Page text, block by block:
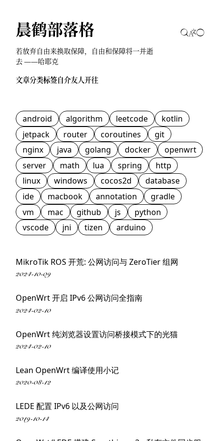
晨鹤部落格
若放弃自由来换取保障，自由和保障将一并逝
去 ——哈耶克
文章分类标签 自介友人开往
android algorithm leetcode
kotlin
jetpack
router coroutines
git
nginx
java golang docker
openwrt
server
math lua spring
http
linux
windows cocos2d
database
ide
macbook annotation
gradle
vm
mac github js
python
vscode
jni tizen arduino
MikroTik ROS 开荒: 公网访问与 ZeroTier 组网
2024-10-09
OpenWrt 开启 IPv6 公网访问全指南
2024-02-10
OpenWrt 纯浏览器设置访问桥接模式下的光猫
2024-02-10
Lean OpenWrt 编译使用小记
2020-08-12
LEDE 配置 IPv6 以及公网访问
2019-10-14